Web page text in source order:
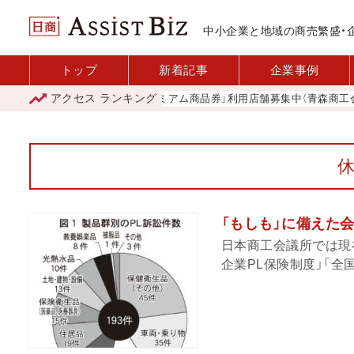
中小企業と地域の商売繁盛・
トップ 新着記事 企業事例
アクセス ランキング
「青森市プレミアム商品券」利用店舗募集中（青森商工会議
「もしも」に備え
日本商工会議所では
企業PL保険制度」「全